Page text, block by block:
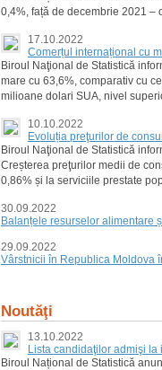
0,4%, față de decembrie 2021 –
17.10.2022
Comerțul internațional cu
Biroul Naţional de Statistică
mare cu 63,6%, comparativ cu
milioane dolari SUA, nivel
10.10.2022
Evoluția preţurilor de
Biroul Naţional de Statistică
Creșterea preţurilor medii de
0,86% și la serviciile prestate
30.09.2022
Balanțele resurselor alimentare
29.09.2022
Vârstnicii în Republica Moldova
Noutăţi
13.10.2022
Lista candidaţilor admişi
Biroul Național de Statistică